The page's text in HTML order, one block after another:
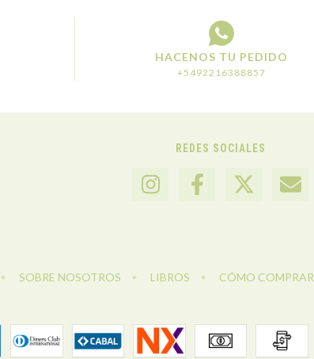
HACENOS TU PEDIDO
+5492216388857
REDES SOCIALES
SOBRE NOSOTROS LIBROS CÓMO COMPRAR